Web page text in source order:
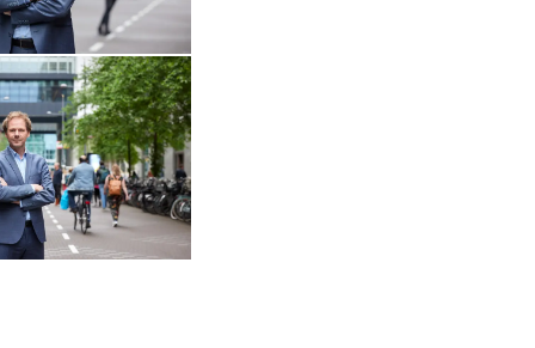
Open de galerij in vergrote weergave